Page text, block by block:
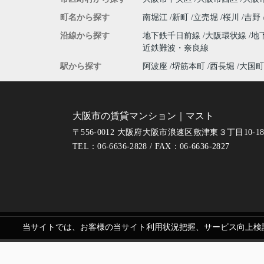
町名から探す 南堀江 新町 立売堀 桜川 吉野
沿線から探す 地下鉄千日前線 大阪環状線 地
近鉄難波・奈良線
駅から探す 阿波座 堺筋本町 西長堀 大国町
大阪市の賃貸マンション｜マスト
〒556-0012 大阪府大阪市浪速区敷津東３丁目10-
TEL：06-6636-2828 / FAX：06-6636-2827
当サイトでは、お客様の当サイト利用状況把握、サービス向上